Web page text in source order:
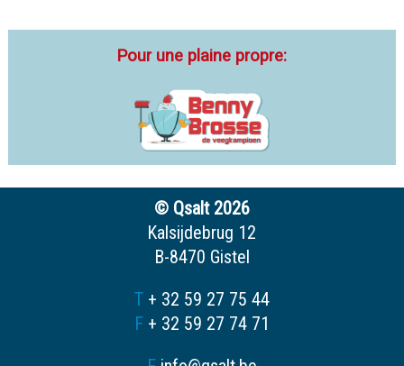
Pour une plaine propre:
© Qsalt 2026
Kalsijdebrug 12
B-8470 Gistel
T + 32 59 27 75 44
F+ 32 59 27 74 71